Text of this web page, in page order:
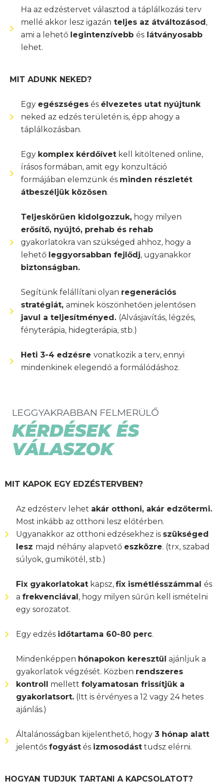
Ha az edzéstervet választod a táplálkozási terv
mellé akkor lesz igazán teljes az átváltozásod,
ami a lehető legintenzívebb éslátványosabb
lehet.
MIT ADUNK NEKED?
Egy egészségesés élvezetes utat nyújtunk
neked az edzés területén is, épp ahogy a
táplálkozásban.
Egy komplex kérdőívetkell kitöltened online,
írásos formában, amit egy konzultáció
formájában elemzünk és minden részletét
átbeszéljük közösen.
Teljeskörűen kidolgozzuk,hogy milyen
erősítő, nyújtó, prehab és rehab
gyakorlatokra van szükséged ahhoz, hogy a
lehető leggyorsabban fejlődj, ugyanakkor
biztonságban.
Segítünk felállítani olyan regenerációs
stratégiát, aminek köszönhetően jelentősen
javul a teljesítményed. (Alvásjavítás, légzés,
fényterápia, hidegterápia, stb.)
Heti 3-4 edzésre vonatkozik a terv, ennyi
mindenkinek elegendő a formálódáshoz.
LEGGYAKRABBAN FELMERÜLŐ
KÉRDÉSEK ÉS
VÁLASZOK
MIT KAPOK EGY EDZÉSTERVBEN?
Az edzésterv lehet akár otthoni, akár edzőtermi.
Most inkább az otthoni lesz előtérben.
Ugyanakkor az otthoni edzésekhez is szükséged
lesz majd néhány alapvető eszközre. (trx, szabad
súlyok, gumikötél, stb.)
Fix gyakorlatokatkapsz, fix ismétlésszámmal és
a frekvenciával, hogy milyen sűrűn kell ismételni
egy sorozatot.
Egy edzés időtartama 60-80 perc.
Mindenképpen hónapokon keresztül ajánljuk a
gyakorlatok végzését. Közben rendszeres
kontroll mellett folyamatosan frissítjük a
gyakorlatsort.(Itt is érvényes a 12 vagy 24 hetes
ajánlás.)
Általánosságban kijelenthető, hogy 3 hónap alatt
jelentős fogyástés izmosodásttudsz elérni.
HOGYAN TUDJUK TARTANI A KAPCSOLATOT?